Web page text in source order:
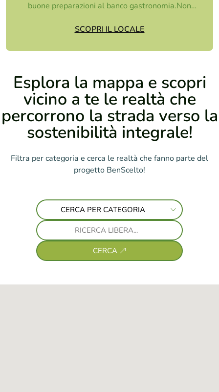
buone preparazioni al banco gastronomia.Non
SCOPRI IL LOCALE
Esplora la mappa e scopri
vicino a te le realtà che
percorrono la strada verso la
sostenibilità integrale!
Filtra per categoria e cerca le realtà che fanno parte del
progetto BenScelto!
CERCA